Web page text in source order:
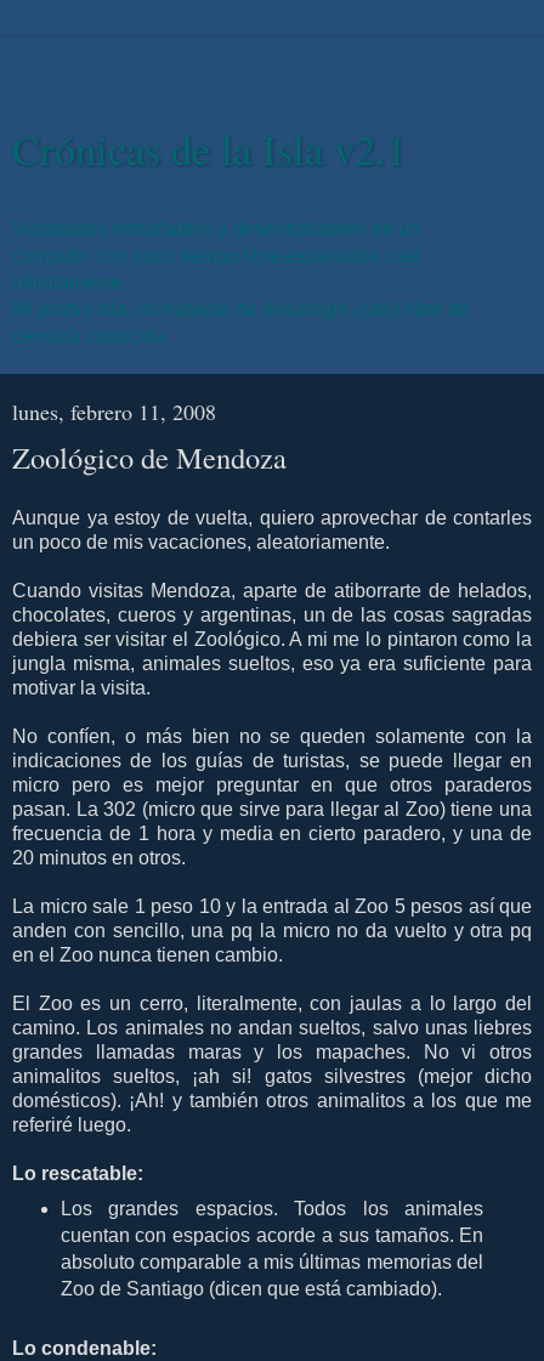
Crónicas de la Isla v2.1
Vicisitudes entrañables y desentrañables de un
computín con poco tiempo libre,expansible casi
infinitamente.
Mi propia Isla, mi espacio de desahogo (casi) libre de
censura conocida.
lunes, febrero 11, 2008
Zoológico de Mendoza
Aunque ya estoy de vuelta, quiero aprovechar de contarles
un poco de mis vacaciones, aleatoriamente.
Cuando visitas Mendoza, aparte de atiborrarte de helados,
chocolates, cueros y argentinas, un de las cosas sagradas
debiera ser visitar el Zoológico. A mi me lo pintaron como la
jungla misma, animales sueltos, eso ya era suficiente para
motivar la visita.
No confíen, o más bien no se queden solamente con la
indicaciones de los guías de turistas, se puede llegar en
micro pero es mejor preguntar en que otros paraderos
pasan. La 302 (micro que sirve para llegar al Zoo) tiene una
frecuencia de 1 hora y media en cierto paradero, y una de
20 minutos en otros.
La micro sale 1 peso 10 y la entrada al Zoo 5 pesos así que
anden con sencillo, una pq la micro no da vuelto y otra pq
en el Zoo nunca tienen cambio.
El Zoo es un cerro, literalmente, con jaulas a lo largo del
camino. Los animales no andan sueltos, salvo unas liebres
grandes llamadas maras y los mapaches. No vi otros
animalitos sueltos, ¡ah si! gatos silvestres (mejor dicho
domésticos). ¡Ah! y también otros animalitos a los que me
referiré luego.
Lo rescatable:
Los grandes espacios. Todos los animales
cuentan con espacios acorde a sus tamaños. En
absoluto comparable a mis últimas memorias del
Zoo de Santiago (dicen que está cambiado).
Lo condenable: